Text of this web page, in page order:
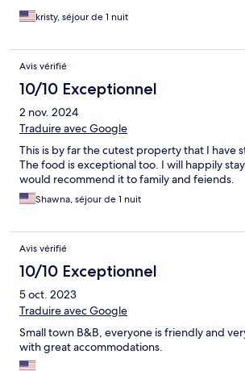
kristy, séjour de 1 nuit
Avis vérifié
10/10 Exceptionnel
2 nov. 2024
Traduire avec Google
This is by far the cutest property that I have
The food is exceptional too. I will happily
would recommend it to family and feiends.
Shawna, séjour de 1 nuit
Avis vérifié
10/10 Exceptionnel
5 oct. 2023
Traduire avec Google
Small town B&B, everyone is friendly and
with great accommodations.